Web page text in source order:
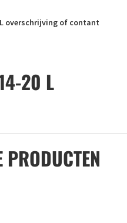
overschrijving of contant
20 L
PRODUCTEN